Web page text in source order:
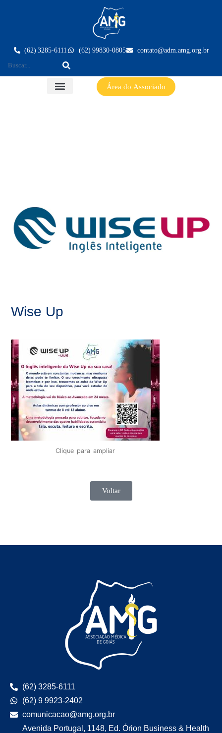
(62) 3285-6111 (62) 99830-0805 contato@adm.amg.org.br
Área do Associado
Wise Up
Clique para ampliar
Voltar
(62) 3285-6111
(62) 9 9923-2402
comunicacao@amg.org.br
Avenida Portugal, 1148, Ed. Órion Business & Health